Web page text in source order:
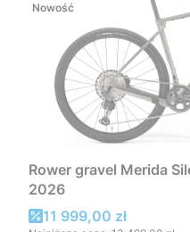
Nowość
Rower gravel Merida
2026
Cena promocyjna
11 999,00 zł